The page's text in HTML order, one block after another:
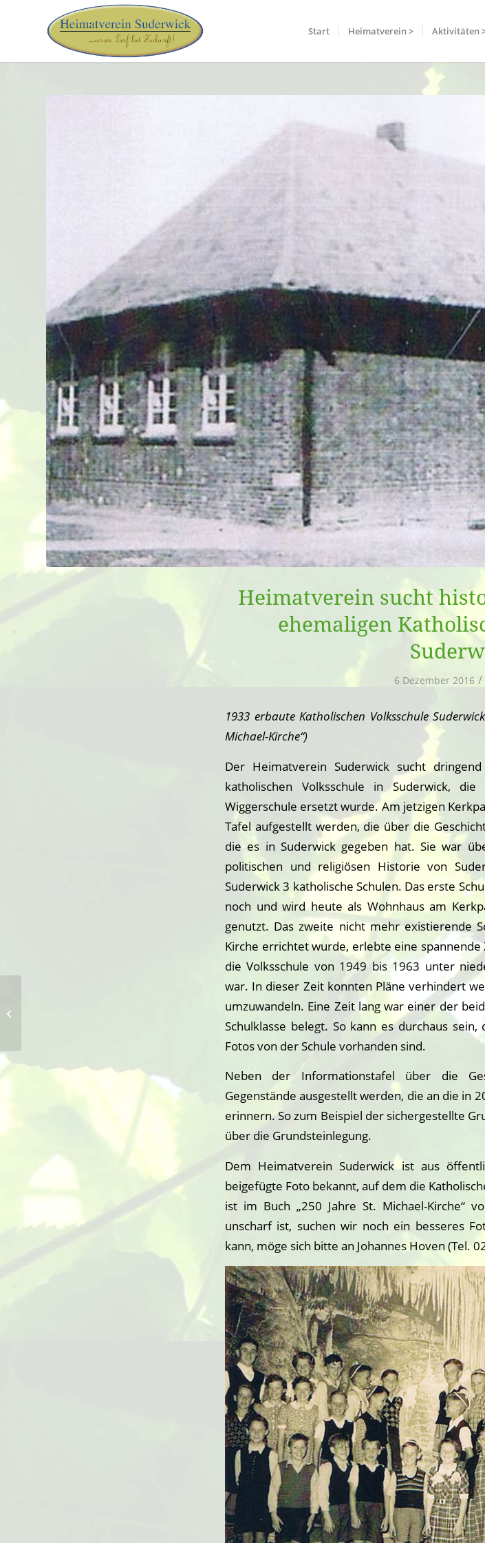
Start Heimatverein > Aktivitäten
Heimatverein sucht
ehemaligen
6 Dezember 2016 /
1933 erbaute Katholischen Volksschule
Michael-Kirche“)
Der Heimatverein Suderwick sucht
katholischen Volksschule in Suderwick,
Wiggerschule ersetzt wurde. Am jetzigen
Tafel aufgestellt werden, die über die
die es in Suderwick gegeben hat. Sie war
politischen und religiösen Historie von
Suderwick 3 katholische Schulen. Das erste
noch und wird heute als Wohnhaus am
genutzt. Das zweite nicht mehr existierende
Kirche errichtet wurde, erlebte eine spannende
die Volksschule von 1949 bis 1963 unter
war. In dieser Zeit konnten Pläne verhindert
umzuwandeln. Eine Zeit lang war einer der
Schulklasse belegt. So kann es durchaus
Fotos von der Schule vorhanden sind.
Neben der Informationstafel über die
Gegenstände ausgestellt werden, die an die in
erinnern. So zum Beispiel der sichergestellte
über die Grundsteinlegung.
Dem Heimatverein Suderwick ist aus
beigefügte Foto bekannt, auf dem die
ist im Buch „250 Jahre St. Michael-Kirche“
unscharf ist, suchen wir noch ein besseres
kann, möge sich bitte an Johannes Hoven (Tel.